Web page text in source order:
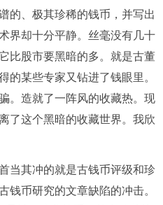
的、极其珍稀的钱币，并写出
界却十分平静。丝毫没有几十
比股市要黑暗的多。就是古董
的某些专家又钻进了钱眼里。
。造就了一阵风的收藏热。现
了这个黑暗的收藏世界。我欣
当其冲的就是古钱币评级和珍
钱币研究的文章缺陷的冲击。